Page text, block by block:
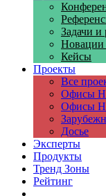
Задачи и
Новации
Кейсы
Проекты
Все
Офисы
Офисы
Досье
Эксперты
Продукты
Тренд Зоны
Рейтинг